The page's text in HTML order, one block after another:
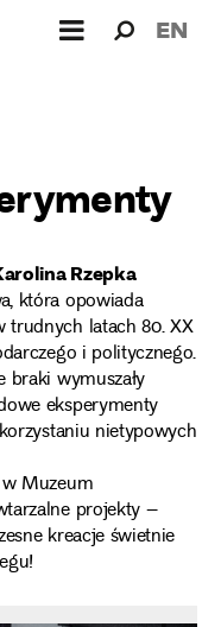
dla: EN
Rzepka
która opowiada
latach 80. XX
i politycznego.
braki wymuszały
eksperymenty
nietypowych
Muzeum
projekty –
kreacje świetnie